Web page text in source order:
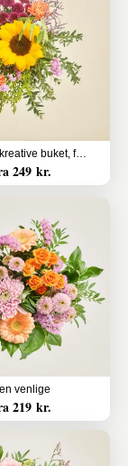
Floristens kreative buket, farverige nuancer
249 kr.
venlige
219 kr.